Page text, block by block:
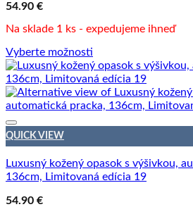
54.90 €
Na sklade 1 ks - expedujeme ihneď
Vyberte možnosti
QUICK VIEW
Luxusný kožený opasok s výšivkou,
136cm, Limitovaná edícia 19
54.90 €